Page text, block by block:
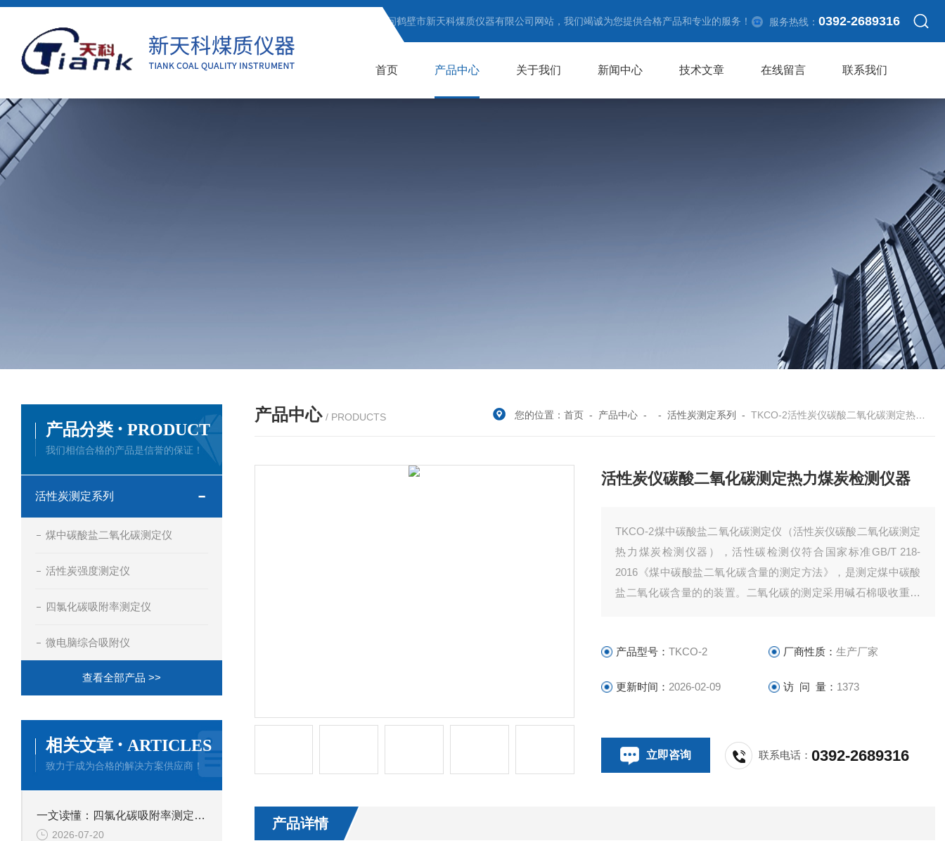
欢迎访问鹤壁市新天科煤质仪器有限公司网站，我们竭诚为您提供合格产品和专业的服务！ 服务热线： 0392-2689316
首页 产品中心 关于我们 新闻中心 技术文章 在线留言 联系我们
产品中心 / PRODUCTS 您的位置：首页 - 产品中心 - -活性炭测定系列 -TKCO-2活性炭仪碳酸二氧化碳测定热力煤炭检测仪器
活性炭仪碳酸二氧化碳测定热力煤炭检测仪器
TKCO-2煤中碳酸盐二氧化碳测定仪（活性炭仪碳酸二氧化碳测定
热力煤炭检测仪器），活性碳检测仪符合国家标准GB/T 218-
2016《煤中碳酸盐二氧化碳含量的测定方法》，是测定煤中碳酸
盐二氧化碳含量的的装置。二氧化碳的测定采用碱石棉吸收重量
产品型号：TKCO-2 厂商性质： 生产厂家
更新时间： 2026-02-09 访 问 量： 1373
立即咨询 联系电话：0392-2689316
产品详情
产品分类 · PRODUCT
我们相信合格的产品是信誉的保证！
活性炭测定系列
煤中碳酸盐二氧化碳测定仪
活性炭强度测定仪
四氯化碳吸附率测定仪
微电脑综合吸附仪
查看全部产品 >>
相关文章 · ARTICLES
致力于成为合格的解决方案供应商！
一文读懂：四氯化碳吸附率测定仪的正确使用方法与避坑技巧
2026-07-20